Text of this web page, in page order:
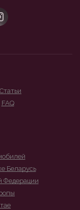
Статьи
FAQ
Беларусь
Федерации